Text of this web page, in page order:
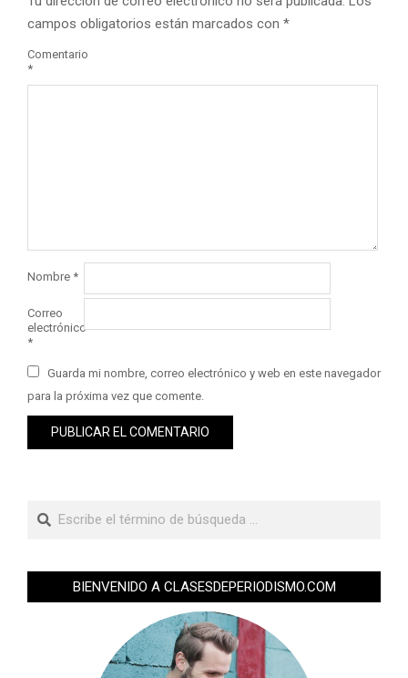
campos obligatorios están marcados con *
Comentario
*
Nombre *
Correo
electrónico
*
Guarda mi nombre, correo electrónico y web en este navegador
para la próxima vez que comente.
BIENVENIDO A CLASESDEPERIODISMO.COM